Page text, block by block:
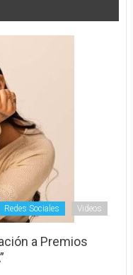
Redes Sociales Videos
a Premios